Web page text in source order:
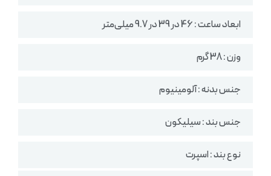
ابعاد ساعت : 46 در 39 در 9.7 میلی‌متر
وزن : 38 گرم
جنس بدنه : آلومینیوم
جنس بند : سیلیکون
نوع بند : اسپرت